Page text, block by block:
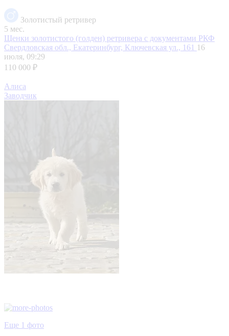
Золотистый ретривер
5 мес.
Щенки золотистого (голден) ретривера с документами РКФ
Свердловская обл., Екатеринбург, Ключевская ул., 161 16
июля, 09:29
110 000 ₽
Алиса
Заводчик
Еще 1 фото